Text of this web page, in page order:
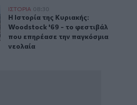
Woodstock '69 - το φεστιβάλ
ΙΣΤΟΡΙΑ 08:30
Η Ιστορία της Κυριακής:
Η Ιστορία της Κυριακής:
Woodstock '69 - το φεστιβάλ
που επηρέασε την παγκόσμια
νεολαία